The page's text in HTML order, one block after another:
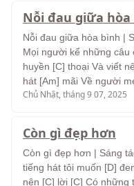
Nỗi đau giữa hòa
Nỗi đau giữa hòa bình |
Mọi người kể những câu
huyền [C] thoại Và viết
hát [Am] mãi Về người
Chủ Nhật, tháng 9 07, 2025
Còn gì đẹp hơn
Còn gì đẹp hơn | Sáng
tiếng hát tôi muốn [D]
nên [C] lời [C] Có những